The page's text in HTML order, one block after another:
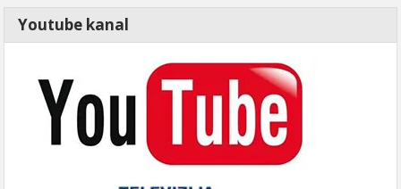
Youtube kanal